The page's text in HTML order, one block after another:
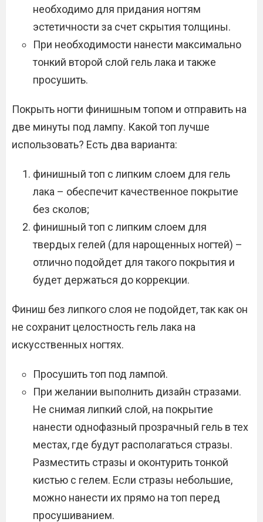
необходимо для придания ногтям
эстетичности за счет скрытия толщины.
При необходимости нанести максимально
тонкий второй слой гель лака и также
просушить.
Покрыть ногти финишным топом и отправить на
две минуты под лампу. Какой топ лучше
использовать? Есть два варианта:
финишный топ с липким слоем для гель
лака – обеспечит качественное покрытие
без сколов;
финишный топ с липким слоем для
твердых гелей (для нарощенных ногтей) –
отлично подойдет для такого покрытия и
будет держаться до коррекции.
Финиш без липкого слоя не подойдет, так как он
не сохранит целостность гель лака на
искусственных ногтях.
Просушить топ под лампой.
При желании выполнить дизайн стразами.
Не снимая липкий слой, на покрытие
нанести однофазный прозрачный гель в тех
местах, где будут располагаться стразы.
Разместить стразы и оконтурить тонкой
кистью с гелем. Если стразы небольшие,
можно нанести их прямо на топ перед
просушиванием.